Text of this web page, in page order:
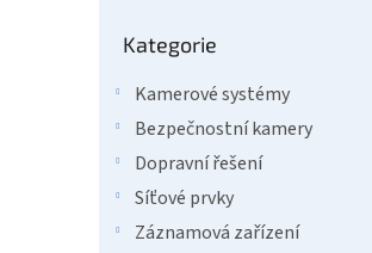
kategorie
Kategorie
Kamerové systémy
Bezpečnostní kamery
Dopravní řešení
Síťové prvky
Záznamová zařízení